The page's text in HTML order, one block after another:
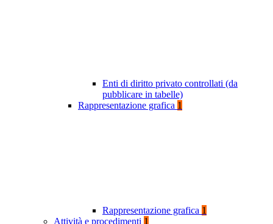
Enti di diritto privato controllati (da
pubblicare in tabelle)
Rappresentazione grafica 1
Rappresentazione grafica 1
Attività e procedimenti 1